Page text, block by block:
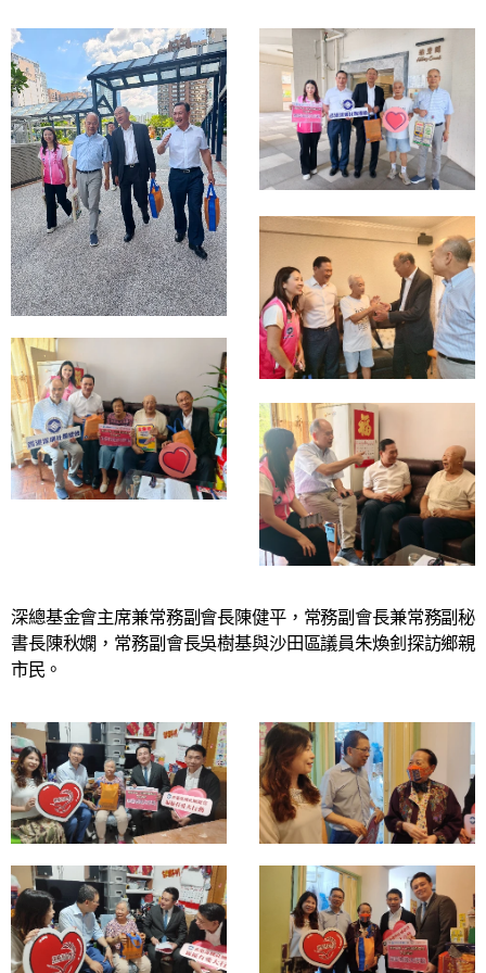
深總基金會主席兼常務副會長陳健平，常務副會長兼常務副秘
書長陳秋嫻，常務副會長吳樹基與沙田區議員朱煥釗探訪鄉親
市民。